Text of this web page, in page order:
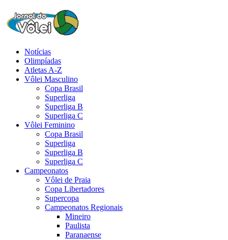
Notícias
Olimpíadas
Atletas A-Z
Vôlei Masculino
Copa Brasil
Superliga
Superliga B
Superliga C
Vôlei Feminino
Copa Brasil
Superliga
Superliga B
Superliga C
Campeonatos
Vôlei de Praia
Copa Libertadores
Supercopa
Campeonatos Regionais
Mineiro
Paulista
Paranaense